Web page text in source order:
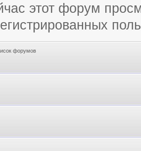
этот форум
форумов